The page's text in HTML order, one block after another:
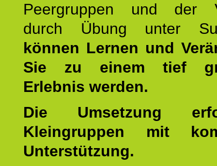
Peergruppen und der
durch Übung unter
können Lernen und
Sie zu einem tief
Erlebnis werden.
Die Umsetzung
Kleingruppen mit
Unterstützung.